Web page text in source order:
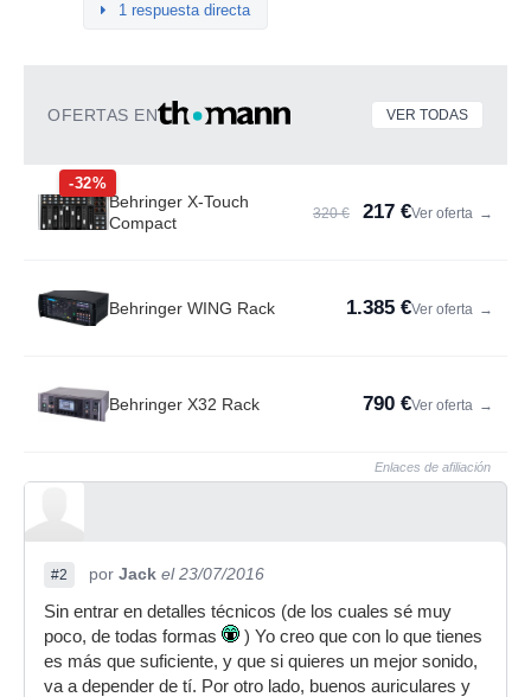
1 respuesta directa
OFERTAS EN VER TODAS
-32%
Behringer X-Touch
Compact
320 € 217 €Ver oferta →
Behringer WING Rack 1.385 €Ver oferta →
Behringer X32 Rack 790 €Ver oferta →
Enlaces de afiliación
#2 por Jack el 23/07/2016
Sin entrar en detalles técnicos (de los cuales sé muy
poco, de todas formas
) Yo creo que con lo que tienes
es más que suficiente, y que si quieres un mejor sonido,
va a depender de tí. Por otro lado, buenos auriculares y